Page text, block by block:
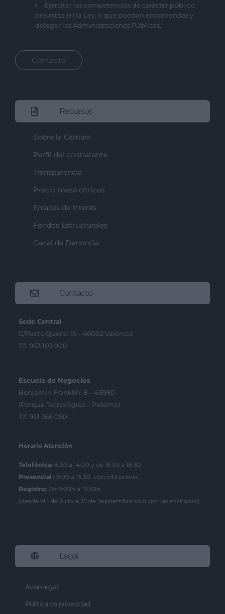
Ejercitar las competencias de carácter público
previstas en la Ley, o que puedan encomendar y
delegar las Administraciones Públicas.
Contacto
Recursos
Sobre la Cámara
Perfil del contratante
Transparencia
Precio mesa citricos
Enlaces de Interés
Fondos Estructurales
Canal de Denuncia
Contacto
Sede Central
C/Poeta Querol 15 – 46002 València
Tlf. 963 103 900
Escuela de Negocios
Benjamín Franklin, 8 – 46980
(Parque Tecnológico – Paterna)
Tlf. 961 366 080
Horario Atención
Telefónica: 8:30 a 14:00 y de 15:30 a 18:30
Presencial : 9:00 a 13:30 con cita previa.
Registro; De 9:00h a 13:30h.
(desde el 1 de Julio al 15 de Septiembre sólo por las mañanas)
Legal
Aviso legal
Política de privacidad